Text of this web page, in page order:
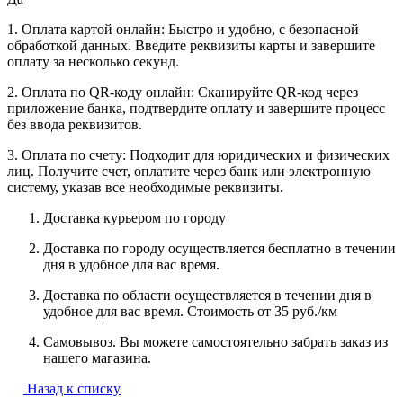
1. Оплата картой онлайн: Быстро и удобно, с безопасной
обработкой данных. Введите реквизиты карты и завершите
оплату за несколько секунд.
2. Оплата по QR-коду онлайн: Сканируйте QR-код через
приложение банка, подтвердите оплату и завершите процесс
без ввода реквизитов.
3. Оплата по счету: Подходит для юридических и физических
лиц. Получите счет, оплатите через банк или электронную
систему, указав все необходимые реквизиты.
Доставка курьером по городу
Доставка по городу осуществляется бесплатно в течении
дня в удобное для вас время.
Доставка по области осуществляется в течении дня в
удобное для вас время. Стоимость от 35 руб./км
Самовывоз. Вы можете самостоятельно забрать заказ из
нашего магазина.
Назад к списку